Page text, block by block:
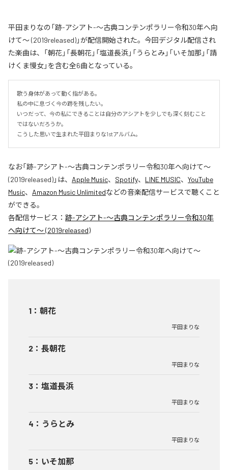
平田まりなの「跡-アシアト-〜古典コンテンポラリー令和30年へ向
けて〜 (2019released)」が配信開始された。今回デジタル配信され
た楽曲は、「朝花」「長朝花」「塩道長浜」「うらとみ」「いそ加那」「請
けくま慢女」を含む全6曲となっている。
歌う身体があって動く指がある。
私の中に息づく今の跡を残したい。
いつだって、今の私にできることは自分のアシアトを少しでも深く刻むこと
ではないだろうか。
こうした思いで生まれた平田まりな1stアルバム。
なお「跡-アシアト-〜古典コンテンポラリー令和30年へ向けて〜
(2019released)」は、 Apple Music、 Spotify、 LINE MUSIC、 YouTube
Music、 Amazon Music Unlimitedなどの音楽配信サービスで聴くこと
ができる。
各配信サービス： 跡-アシアト-〜古典コンテンポラリー令和30年
へ向けて〜 (2019released)
1 ： 朝花
平田まりな
2 ： 長朝花
平田まりな
3 ： 塩道長浜
平田まりな
4 ： うらとみ
平田まりな
5 ： いそ加那